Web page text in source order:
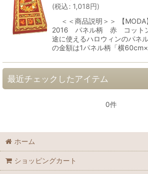
絞り込む
(税込: 1,018円)
＜＜商品説明＞＞ 【MODA
2016 パネル柄 赤 コット
途に使えるハロウィンのパネ
の金額は1パネル柄「横
最近チェックしたアイテム
0件
ホーム
ショッピングカート